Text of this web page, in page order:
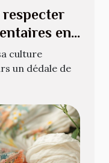
en
culture
un dédale de